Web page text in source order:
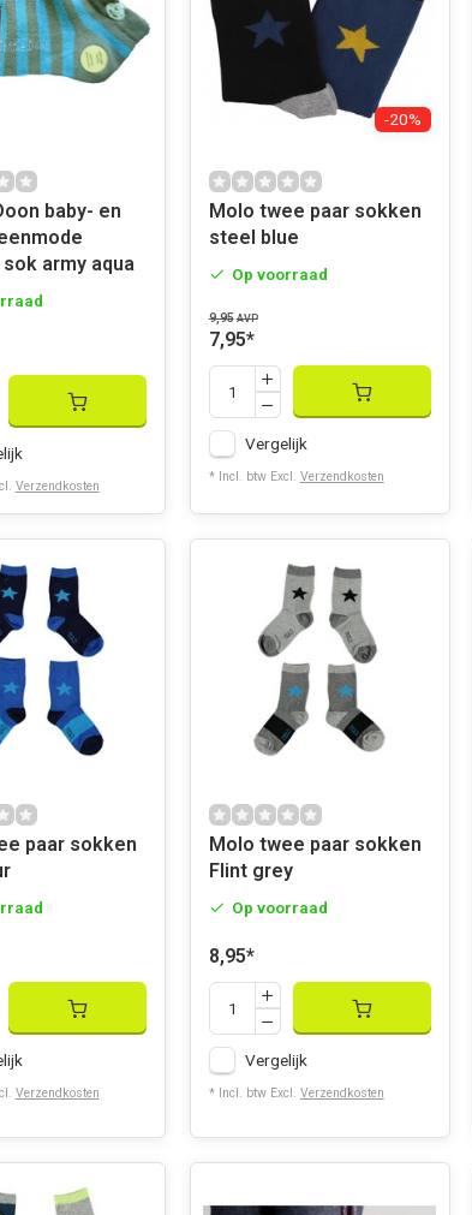
baby- en
army aqua
Verzendkosten
-20%
Molo twee paar sokken
steel blue
Op voorraad
9,95 AVP
7,95*
Vergelijk
* Incl. btw Excl. Verzendkosten
Verzendkosten
Molo twee paar sokken
Flint grey
Op voorraad
8,95*
Vergelijk
* Incl. btw Excl. Verzendkosten